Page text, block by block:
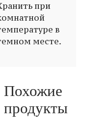
при
в
месте.
Похожие
продукты